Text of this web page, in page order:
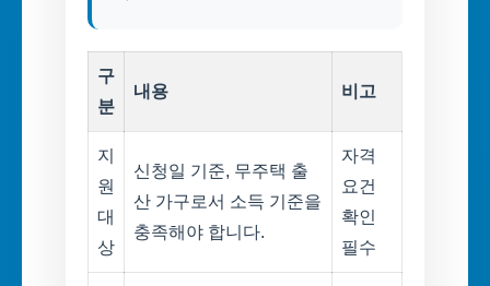
구
분
내용 비고
지
원
대
상
신청일 기준, 무주택 출
산 가구로서 소득 기준을
충족해야 합니다.
자격
요건
확인
필수